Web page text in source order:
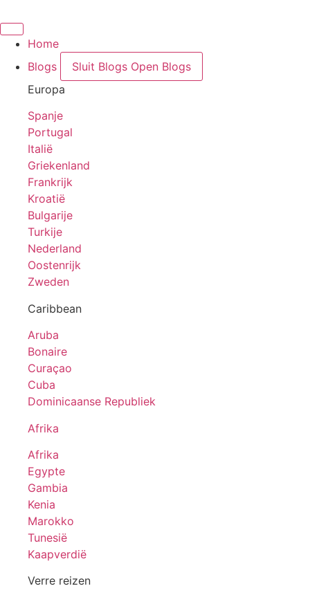
naar
Home
Blogs
Sluit Blogs Open Blogs
Europa
Spanje
Portugal
Italië
Griekenland
Frankrijk
Kroatië
Bulgarije
Turkije
Nederland
Oostenrijk
Zweden
Caribbean
Aruba
Bonaire
Curaçao
Cuba
Dominicaanse Republiek
Afrika
Afrika
Egypte
Gambia
Kenia
Marokko
Tunesië
Kaapverdië
Verre reizen